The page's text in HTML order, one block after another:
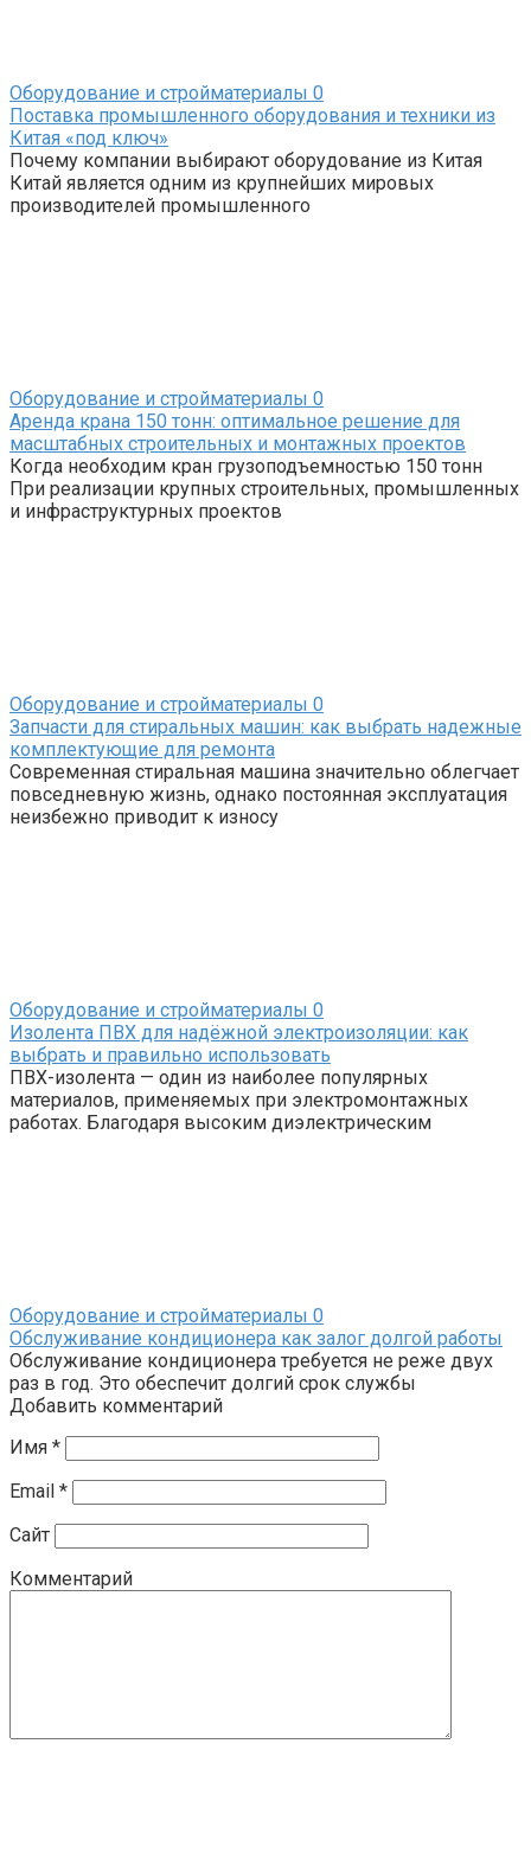
Оборудование и стройматериалы 0
Поставка промышленного оборудования и техники из
Китая «под ключ»
Почему компании выбирают оборудование из Китая
Китай является одним из крупнейших мировых
производителей промышленного
Оборудование и стройматериалы 0
Аренда крана 150 тонн: оптимальное решение для
масштабных строительных и монтажных проектов
Когда необходим кран грузоподъемностью 150 тонн
При реализации крупных строительных, промышленных
и инфраструктурных проектов
Оборудование и стройматериалы 0
Запчасти для стиральных машин: как выбрать надежные
комплектующие для ремонта
Современная стиральная машина значительно облегчает
повседневную жизнь, однако постоянная эксплуатация
неизбежно приводит к износу
Оборудование и стройматериалы 0
Изолента ПВХ для надёжной электроизоляции: как
выбрать и правильно использовать
ПВХ-изолента — один из наиболее популярных
материалов, применяемых при электромонтажных
работах. Благодаря высоким диэлектрическим
Оборудование и стройматериалы 0
Обслуживание кондиционера как залог долгой работы
Обслуживание кондиционера требуется не реже двух
раз в год. Это обеспечит долгий срок службы
Добавить комментарий
Имя *
Email *
Сайт
Комментарий